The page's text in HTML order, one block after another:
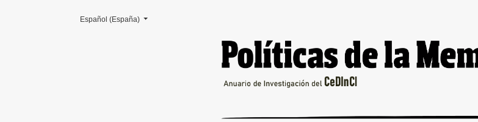
Funcionamiento partidario y sentidos del socialismo en la correspondencia del Centro
Cambiar el idioma. El actual es:
Español (España)